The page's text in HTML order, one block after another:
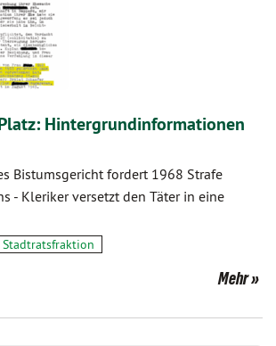
Hintergrundinformationen
Bistumsgericht fordert 1968 Strafe
- Kleriker versetzt den Täter in eine
Stadtratsfraktion
Mehr